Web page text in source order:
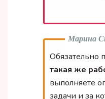
Обязательно
такая же
выполняете
задачи и за
Марина